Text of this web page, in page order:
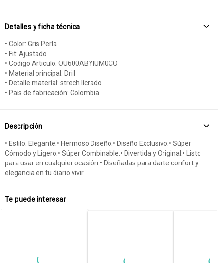
Detalles y ficha técnica
• Color: Gris Perla
• Fit: Ajustado
• Código Artículo: OU600ABYIUM0CO
• Material principal: Drill
• Detalle material: strech licrado
• País de fabricación: Colombia
Descripción
• Estilo: Elegante.• Hermoso Diseño.• Diseño Exclusivo.• Súper
Cómodo y Ligero.• Súper Combinable.• Divertida y Original.• Listo
para usar en cualquier ocasión.• Diseñadas para darte confort y
elegancia en tu diario vivir.
Te puede interesar